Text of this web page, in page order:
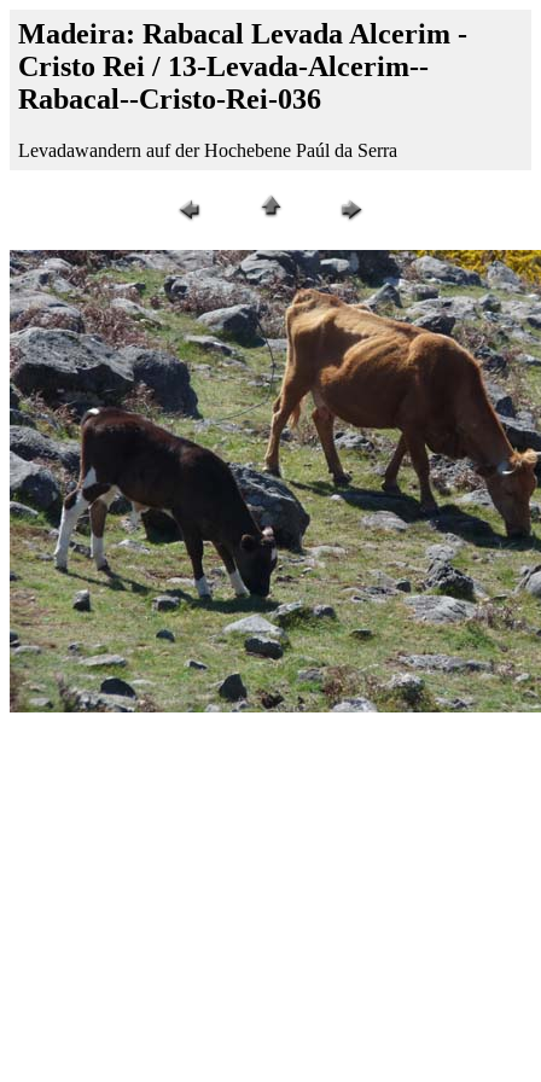
Madeira: Rabacal Levada Alcerim -
Cristo Rei / 13-Levada-Alcerim--
Rabacal--Cristo-Rei-036
Levadawandern auf der Hochebene Paúl da Serra